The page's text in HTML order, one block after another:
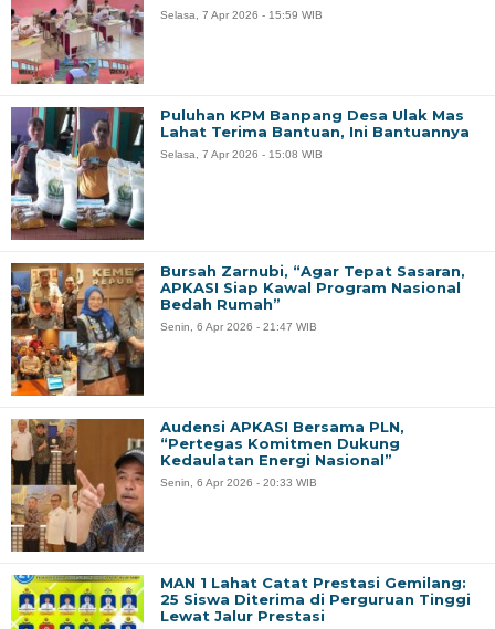
Selasa, 7 Apr 2026 - 15:59 WIB
Puluhan KPM Banpang Desa Ulak Mas
Lahat Terima Bantuan, Ini Bantuannya
Selasa, 7 Apr 2026 - 15:08 WIB
Bursah Zarnubi, “Agar Tepat Sasaran,
APKASI Siap Kawal Program Nasional
Bedah Rumah”
Senin, 6 Apr 2026 - 21:47 WIB
Audensi APKASI Bersama PLN,
“Pertegas Komitmen Dukung
Kedaulatan Energi Nasional”
Senin, 6 Apr 2026 - 20:33 WIB
MAN 1 Lahat Catat Prestasi Gemilang:
25 Siswa Diterima di Perguruan Tinggi
Lewat Jalur Prestasi